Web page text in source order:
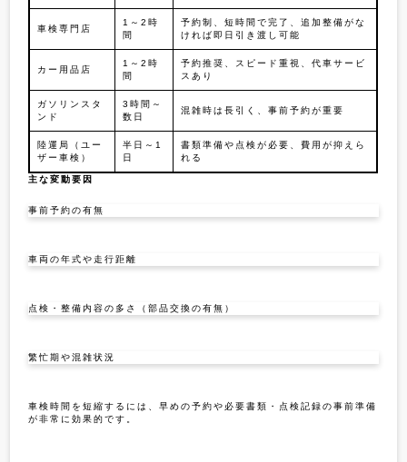
車検専門店
1～2時
間
予約制、短時間で完了、追加整備がな
ければ即日引き渡し可能
カー用品店
1～2時
間
予約推奨、スピード重視、代車サービ
スあり
ガソリンスタ
ンド
3時間～
数日
混雑時は長引く、事前予約が重要
陸運局（ユー
ザー車検）
半日～1
日
書類準備や点検が必要、費用が抑えら
れる
主な変動要因
事前予約の有無
車両の年式や走行距離
点検・整備内容の多さ（部品交換の有無）
繁忙期や混雑状況
車検時間を短縮するには、早めの予約や必要書類・点検記録の事前準備
が非常に効果的です。